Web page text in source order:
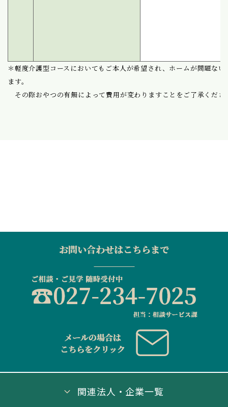
＊軽度介護型コースにおいてもご本人が希望され、ホームが問題な
ます。
その際おやつの有無によって費用が変わりますことをご了承くださ
関連法人・企業一覧